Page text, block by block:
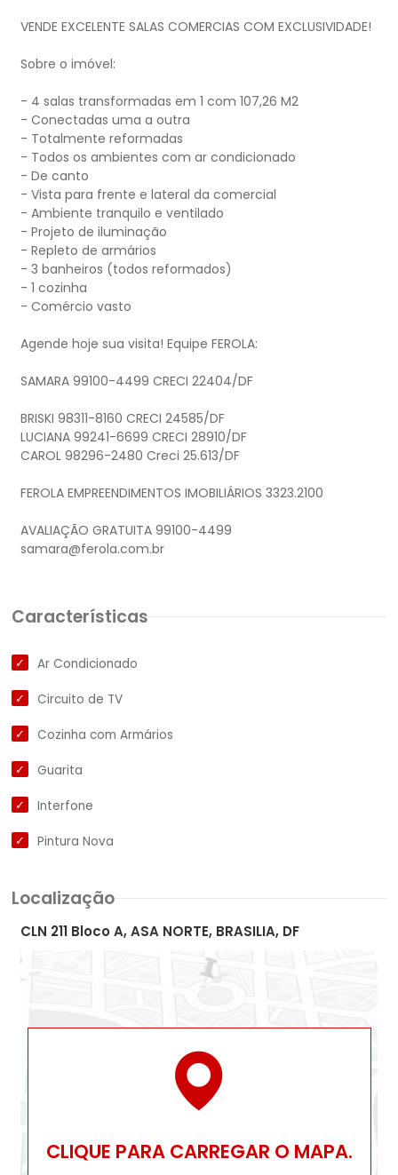
VENDE EXCELENTE SALAS COMERCIAS COM EXCLUSIVIDADE!
Sobre o imóvel:
- 4 salas transformadas em 1 com 107,26 M2
- Conectadas uma a outra
- Totalmente reformadas
- Todos os ambientes com ar condicionado
- De canto
- Vista para frente e lateral da comercial
- Ambiente tranquilo e ventilado
- Projeto de iluminação
- Repleto de armários
- 3 banheiros (todos reformados)
- 1 cozinha
- Comércio vasto
Agende hoje sua visita! Equipe FEROLA:
SAMARA 99100-4499 CRECI 22404/DF
BRISKI 98311-8160 CRECI 24585/DF
LUCIANA 99241-6699 CRECI 28910/DF
CAROL 98296-2480 Creci 25.613/DF
FEROLA EMPREENDIMENTOS IMOBILIÁRIOS 3323.2100
AVALIAÇÃO GRATUITA 99100-4499
samara@ferola.com.br
Características
Ar Condicionado
Circuito de TV
Cozinha com Armários
Guarita
Interfone
Pintura Nova
Localização
CLN 211 Bloco A, ASA NORTE, BRASILIA, DF
CLIQUE PARA CARREGAR O MAPA.